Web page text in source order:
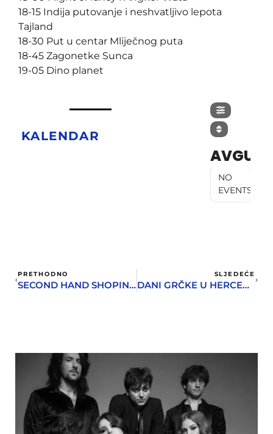
18-15 Indija putovanje i neshvatljivo lepota
Tajland
18-30 Put u centar Mliječnog puta
18-45 Zagonetke Sunca
19-05 Dino planet
KALENDAR
AVGUST
NO
EVENTS
PRETHODNO
SECOND HAND SHOPING WEEK + PARTY U PROSTORIJI
SLJEDEĆE
DANI GRČKE U HERCEG NOVOM: NOVO ZLATNO DOBA GRČKOG FILMA